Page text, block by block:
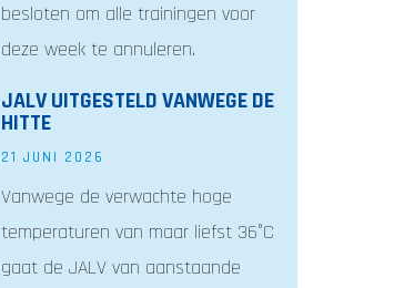
besloten om alle trainingen voor
deze week te annuleren.
JALV UITGESTELD VANWEGE DE
HITTE
21 JUNI 2026
Vanwege de verwachte hoge
temperaturen van maar liefst 36°C
gaat de JALV van aanstaande